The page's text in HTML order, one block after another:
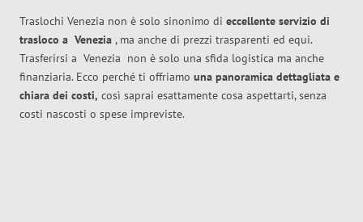
Traslochi Venezia non è solo sinonimo di eccellente servizio di
trasloco a Venezia , ma anche di prezzi trasparenti ed equi.
Trasferirsi a Venezia non è solo una sfida logistica ma anche
finanziaria. Ecco perché ti offriamo una panoramica dettagliata e
chiara dei costi, così saprai esattamente cosa aspettarti, senza
costi nascosti o spese impreviste.